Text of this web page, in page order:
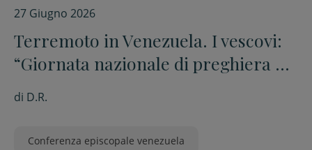
27 Giugno 2026
Terremoto in Venezuela. I vescovi:
“Giornata nazionale di preghiera e
rete di solidarietà”
di D.R.
Conferenza episcopale venezuela